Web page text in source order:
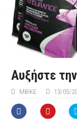
Αυξήστε
MBIKE 13/05/